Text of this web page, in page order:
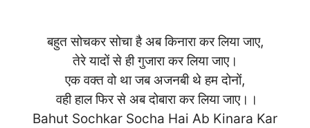
बहुत सोचकर सोचा है अब किनारा कर लिया जाए,
तेरे यादों से ही गुजारा कर लिया जाए।
एक वक्त वो था जब अजनबी थे हम दोनों,
वही हाल फिर से अब दोबारा कर लिया जाए।।
Bahut Sochkar Socha Hai Ab Kinara Kar